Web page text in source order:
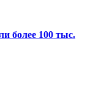
более 100 тыс.